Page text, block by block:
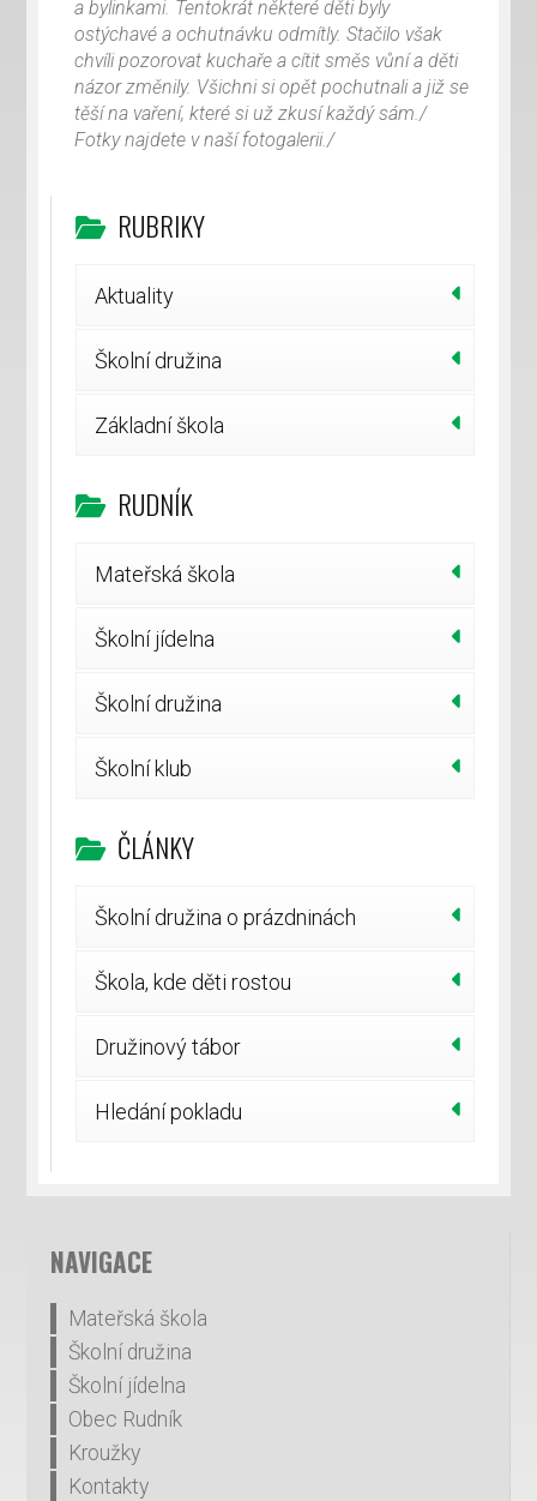
a bylinkami. Tentokrát některé děti byly
ostýchavé a ochutnávku odmítly. Stačilo však
chvíli pozorovat kuchaře a cítit směs vůní a děti
názor změnily. Všichni si opět pochutnali a již se
těší na vaření, které si už zkusí každý sám./
Fotky najdete v naší fotogalerii./
RUBRIKY
Aktuality
Školní družina
Základní škola
RUDNÍK
Mateřská škola
Školní jídelna
Školní družina
Školní klub
ČLÁNKY
Školní družina o prázdninách
Škola, kde děti rostou
Družinový tábor
Hledání pokladu
NAVIGACE
Mateřská škola
Školní družina
Školní jídelna
Obec Rudník
Kroužky
Kontakty